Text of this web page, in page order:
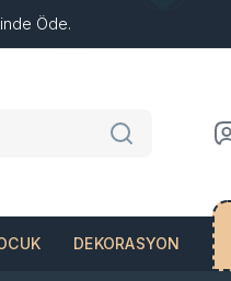
Öde.
DEKORASYON